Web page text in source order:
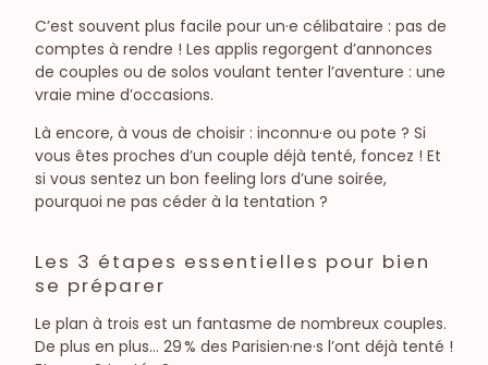
C’est souvent plus facile pour un·e célibataire : pas de
comptes à rendre ! Les applis regorgent d’annonces
de couples ou de solos voulant tenter l’aventure : une
vraie mine d’occasions.
Là encore, à vous de choisir : inconnu·e ou pote ? Si
vous êtes proches d’un couple déjà tenté, foncez ! Et
si vous sentez un bon feeling lors d’une soirée,
pourquoi ne pas céder à la tentation ?
Les 3 étapes essentielles pour bien
se préparer
Le plan à trois est un fantasme de nombreux couples.
De plus en plus… 29 % des Parisien·ne·s l’ont déjà tenté !